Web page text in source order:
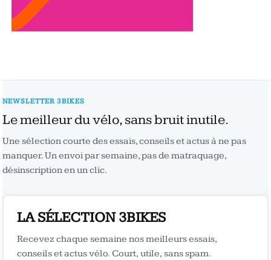
NEWSLETTER 3BIKES
Le meilleur du vélo, sans bruit inutile.
Une sélection courte des essais, conseils et actus à ne pas
manquer. Un envoi par semaine, pas de matraquage,
désinscription en un clic.
LA SÉLECTION 3BIKES
Recevez chaque semaine nos meilleurs essais,
conseils et actus vélo. Court, utile, sans spam.